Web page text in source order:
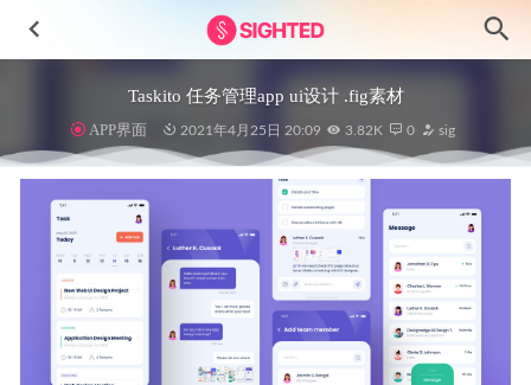
Taskito 任务管理app ui设计 .fig素材
APP界面 2021年4月25日 20:09 3.82K 0 sig
美食网站UI设计素材 .fig源文件 2022-04-17
3D财务会计图标设计素材 2023-07-09